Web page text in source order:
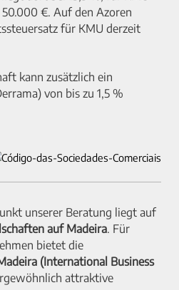
€. Auf den Azoren
für KMU derzeit
kann zusätzlich ein
von bis zu 1,5 %
unserer Beratung liegt auf
auf Madeira. Für
bietet die
(International Business
attraktive